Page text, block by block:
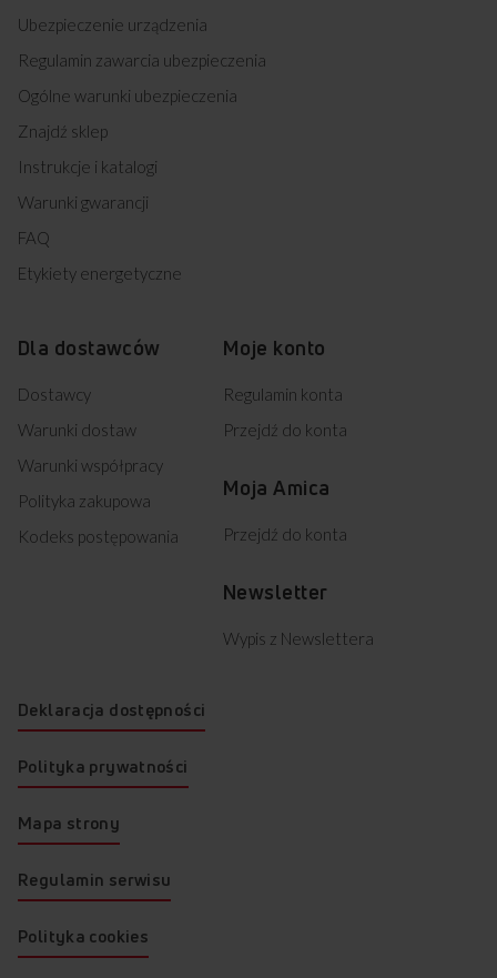
Ubezpieczenie urządzenia
Regulamin zawarcia ubezpieczenia
Ogólne warunki ubezpieczenia
Znajdź sklep
Instrukcje i katalogi
Warunki gwarancji
FAQ
Etykiety energetyczne
Dla dostawców
Dostawcy
Warunki dostaw
Warunki współpracy
Polityka zakupowa
Kodeks postępowania
Moje konto
Regulamin konta
Przejdź do konta
Moja Amica
Przejdź do konta
Newsletter
Wypis z Newslettera
Deklaracja dostępności
Polityka prywatności
Mapa strony
Regulamin serwisu
Polityka cookies